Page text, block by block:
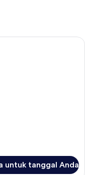
minibar, brankas,
untuk tanggal Anda